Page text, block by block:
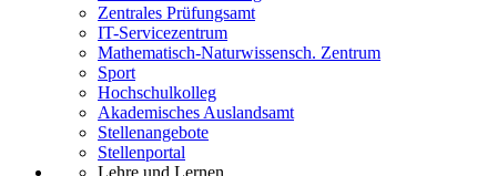
Zentrales Prüfungsamt
IT-Servicezentrum
Mathematisch-Naturwissensch. Zentrum
Sport
Hochschulkolleg
Akademisches Auslandsamt
Stellenangebote
Stellenportal